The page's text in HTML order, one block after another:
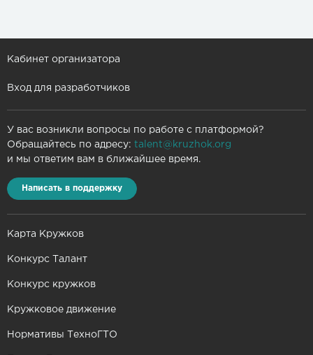
Кабинет организатора
Вход для разработчиков
У вас возникли вопросы по работе с платформой?
Обращайтесь по адресу: talent@kruzhok.org
и мы ответим вам в ближайшее время.
Написать в поддержку
Карта Кружков
Конкурс Талант
Конкурс кружков
Кружковое движение
Нормативы ТехноГТО